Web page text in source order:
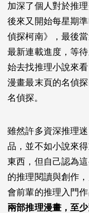
加深了個人對於推
後來又開始每星期
偵探柯南》，最後
最新連載進度，等
始去找推理小說來
漫畫最末頁的名偵
名偵探。
雖然許多資深推理
品，並不如小說來
東西，但自己認為
的推理閱讀與創作
會前輩的推理入門
兩部推理漫畫，至